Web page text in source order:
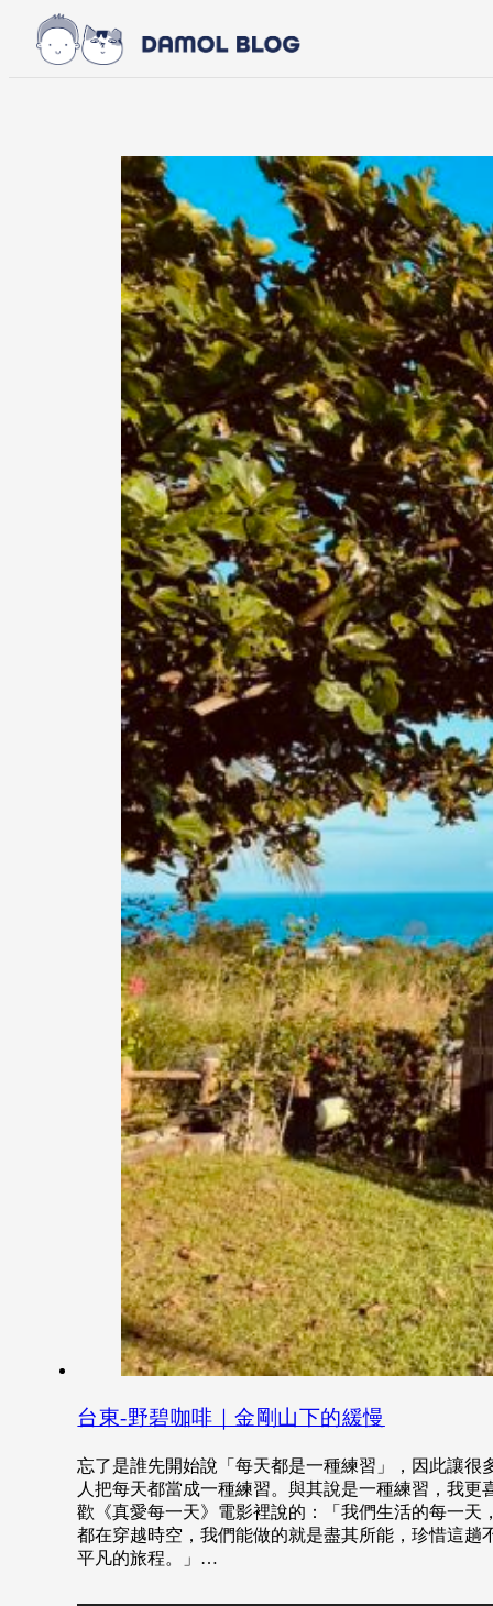
Skip to main content
台東-野碧咖啡｜金剛山下的緩慢
忘了是誰先開始說「每天都是一種練習」，因此讓很
人把每天都當成一種練習。與其說是一種練習，我更
歡《真愛每一天》電影裡說的：「我們生活的每一天
都在穿越時空，我們能做的就是盡其所能，珍惜這趟
平凡的旅程。」…